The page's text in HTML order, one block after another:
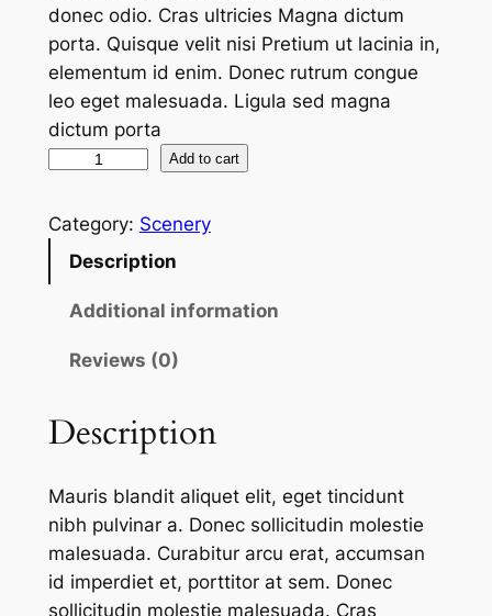
donec odio. Cras ultricies Magna dictum
porta. Quisque velit nisi Pretium ut lacinia in,
elementum id enim. Donec rutrum congue
leo eget malesuada. Ligula sed magna
dictum porta
s
e
a
l
e
y
q
u
Add to cart
Category: Scenery
Description
Additional information
Reviews (0)
Description
Mauris blandit aliquet elit, eget tincidunt
nibh pulvinar a. Donec sollicitudin molestie
malesuada. Curabitur arcu erat, accumsan
id imperdiet et, porttitor at sem. Donec
sollicitudin molestie malesuada. Cras